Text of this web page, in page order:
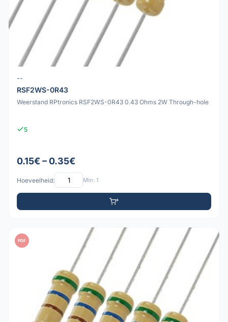
--
RSF2WS-0R43
Weerstand RPtronics RSF2WS-0R43 0.43 Ohms 2W Through-hole
5
0.15€ – 0.35€
Hoeveelheid: Min: 1
PDF